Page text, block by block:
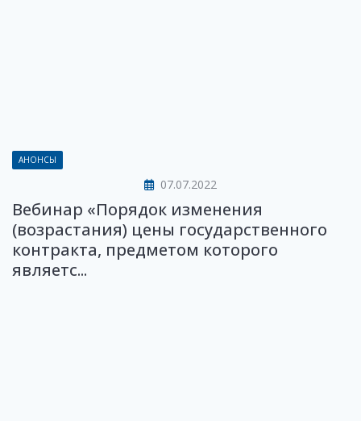
АНОНСЫ
07.07.2022
Вебинар «Порядок изменения
(возрастания) цены государственного
контракта, предметом которого
являетс...